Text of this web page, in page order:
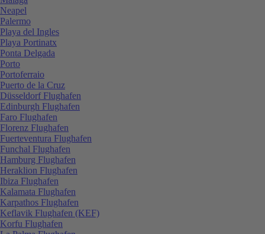
Neapel
Palermo
Playa del Ingles
Playa Portinatx
Ponta Delgada
Porto
Portoferraio
Puerto de la Cruz
Düsseldorf Flughafen
Edinburgh Flughafen
Faro Flughafen
Florenz Flughafen
Fuerteventura Flughafen
Funchal Flughafen
Hamburg Flughafen
Heraklion Flughafen
Ibiza Flughafen
Kalamata Flughafen
Karpathos Flughafen
Keflavik Flughafen (KEF)
Korfu Flughafen